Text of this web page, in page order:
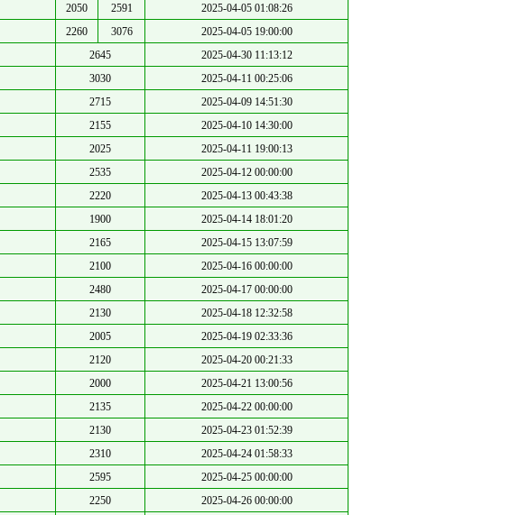
2050 2591
2025-04-05 01:08:26
2260 3076
2025-04-05 19:00:00
2645
2025-04-30 11:13:12
3030
2025-04-11 00:25:06
2715
2025-04-09 14:51:30
2155
2025-04-10 14:30:00
2025
2025-04-11 19:00:13
2535
2025-04-12 00:00:00
2220
2025-04-13 00:43:38
1900
2025-04-14 18:01:20
2165
2025-04-15 13:07:59
2100
2025-04-16 00:00:00
2480
2025-04-17 00:00:00
2130
2025-04-18 12:32:58
2005
2025-04-19 02:33:36
2120
2025-04-20 00:21:33
2000
2025-04-21 13:00:56
2135
2025-04-22 00:00:00
2130
2025-04-23 01:52:39
2310
2025-04-24 01:58:33
2595
2025-04-25 00:00:00
2250 2025-04-26 00:00:00